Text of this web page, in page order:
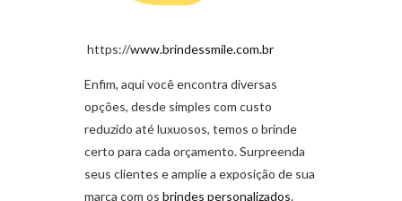
https://www.brindessmile.com.br
Enfim, aqui você encontra diversas
opções, desde simples com custo
reduzido até luxuosos, temos o brinde
certo para cada orçamento. Surpreenda
seus clientes e amplie a exposição de sua
marca com os brindes personalizados.